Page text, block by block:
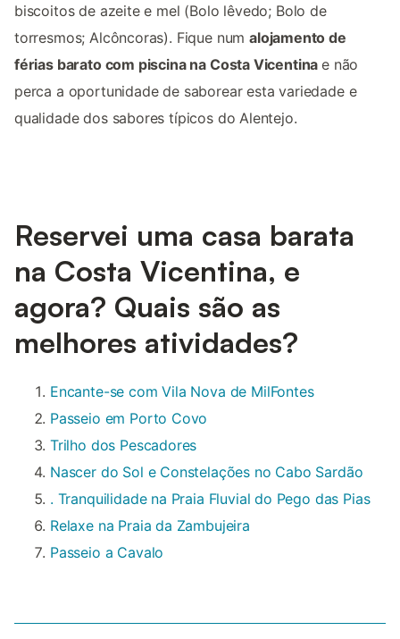
biscoitos de azeite e mel (Bolo lêvedo; Bolo de
torresmos; Alcôncoras). Fique numalojamento de
férias barato com piscina na Costa Vicentinae não
perca a oportunidade de saborear esta variedade e
qualidade dos sabores típicos do Alentejo.
Reservei uma casa barata
na Costa Vicentina, e
agora? Quais são as
melhores atividades?
Encante-se com Vila Nova de MilFontes
Passeio em Porto Covo
Trilho dos Pescadores
Nascer do Sol e Constelações no Cabo Sardão
. Tranquilidade na Praia Fluvial do Pego das Pias
Relaxe na Praia da Zambujeira
Passeio a Cavalo